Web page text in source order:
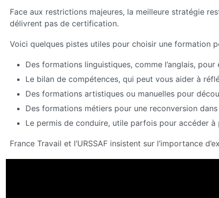
Face aux restrictions majeures, la meilleure stratégie
délivrent pas de certification.
Voici quelques pistes utiles pour choisir une formation
Des formations linguistiques, comme l’anglais,
Le bilan de compétences, qui peut vous aider à
Des formations artistiques ou manuelles pour
Des formations métiers pour une reconversion
Le permis de conduire, utile parfois pour accéder à
France Travail et l’URSSAF insistent sur l’importance